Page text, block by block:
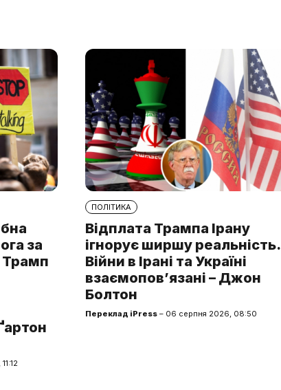
за
Трамп
ПОЛІТИКА
Відплата Трампа Ірану
ігнорує ширшу реальність.
Війни в Ірані та Україні
взаємопов’язані – Джон
Болтон
Переклад iPress – 06 серпня 2026, 08:50